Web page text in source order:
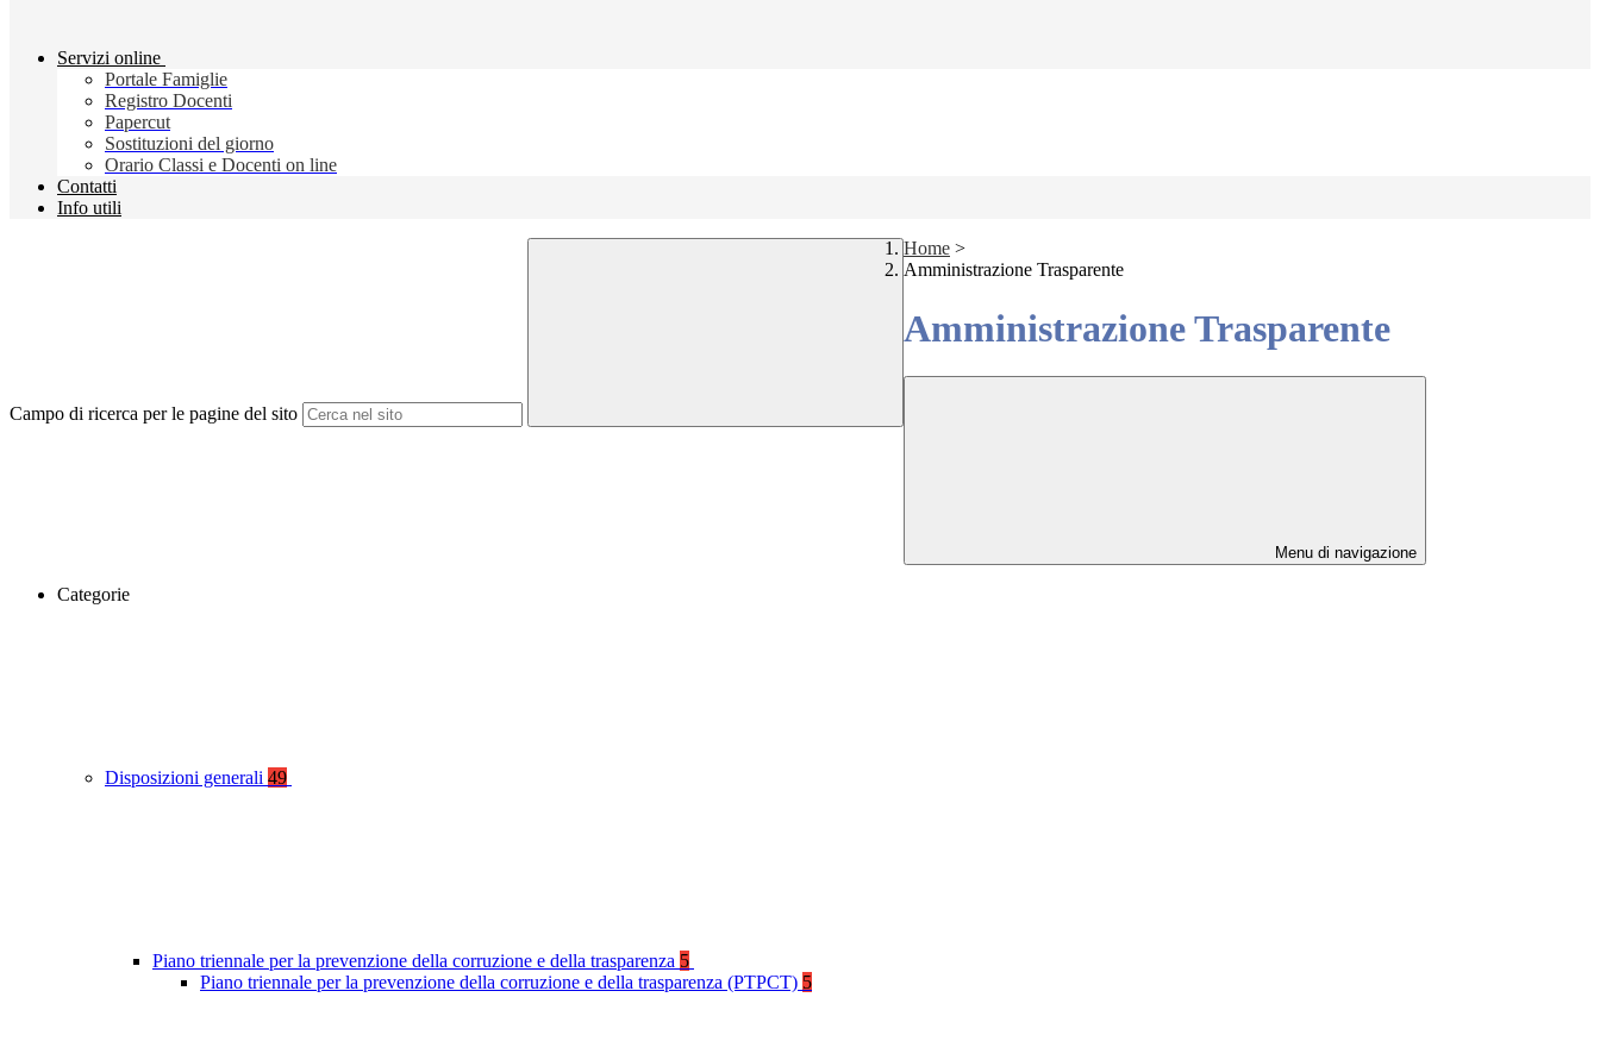
Servizi online
Portale Famiglie
Registro Docenti
Papercut
Sostituzioni del giorno
Orario Classi e Docenti on line
Contatti
Info utili
Campo di ricerca per le pagine del sito
Home >
Amministrazione Trasparente
Amministrazione Trasparente
Menu di navigazione
Categorie
Disposizioni generali 49
Piano triennale per la prevenzione della corruzione e della trasparenza 5
Piano triennale per la prevenzione della corruzione e della trasparenza (PTPCT) 5